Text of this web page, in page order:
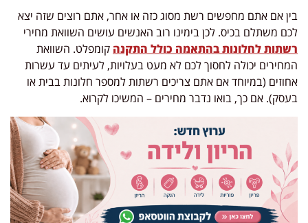
בין אם אתם מחפשים רשת מסוג כזה או אחר, אתם רוצים שזה יצא
לכם משתלם בכיס. לכן בימינו רוב האנשים עושים השוואת מחירי
רשתות לחלונות בהתאמה כולל התקנה קומפלט. השוואת
המחירים יכולה לחסוך לכם לא מעט בעלויות, לעיתים עד עשרות
אחוזים (במיוחד אם אתם צריכים רשתות למספר חלונות בבית או
בעסק). אם כך, בואו נדבר מחירים – המשיכו לקרוא.